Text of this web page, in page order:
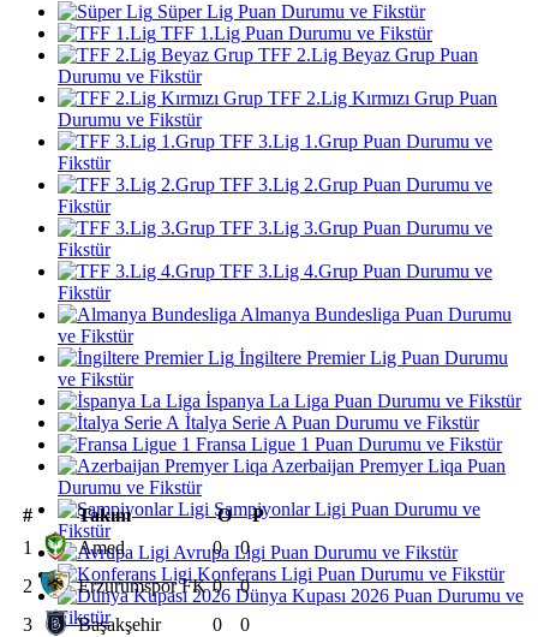
Süper Lig Puan Durumu ve Fikstür
TFF 1.Lig Puan Durumu ve Fikstür
TFF 2.Lig Beyaz Grup Puan
Durumu ve Fikstür
TFF 2.Lig Kırmızı Grup Puan
Durumu ve Fikstür
TFF 3.Lig 1.Grup Puan Durumu ve
Fikstür
TFF 3.Lig 2.Grup Puan Durumu ve
Fikstür
TFF 3.Lig 3.Grup Puan Durumu ve
Fikstür
TFF 3.Lig 4.Grup Puan Durumu ve
Fikstür
Almanya Bundesliga Puan Durumu
ve Fikstür
İngiltere Premier Lig Puan Durumu
ve Fikstür
İspanya La Liga Puan Durumu ve Fikstür
İtalya Serie A Puan Durumu ve Fikstür
Fransa Ligue 1 Puan Durumu ve Fikstür
Azerbaijan Premyer Liqa Puan
Durumu ve Fikstür
Şampiyonlar Ligi Puan Durumu ve
Fikstür
Avrupa Ligi Puan Durumu ve Fikstür
Konferans Ligi Puan Durumu ve Fikstür
Dünya Kupası 2026 Puan Durumu ve
Fikstür
# Takım O
P
1
Amed 0
0
2
Erzurumspor FK 0
0
3
Başakşehir 0
0